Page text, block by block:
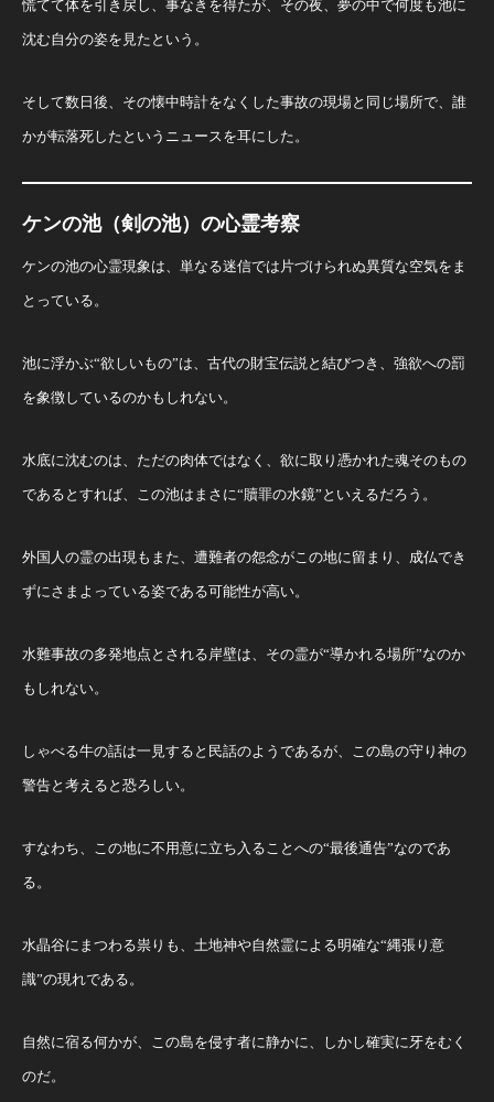
慌てて体を引き戻し、事なきを得たが、その夜、夢の中で何度も池に
沈む自分の姿を見たという。
そして数日後、その懐中時計をなくした事故の現場と同じ場所で、誰
かが転落死したというニュースを耳にした。
ケンの池（剣の池）の心霊考察
ケンの池の心霊現象は、単なる迷信では片づけられぬ異質な空気をま
とっている。
池に浮かぶ“欲しいもの”は、古代の財宝伝説と結びつき、強欲への罰
を象徴しているのかもしれない。
水底に沈むのは、ただの肉体ではなく、欲に取り憑かれた魂そのもの
であるとすれば、この池はまさに“贖罪の水鏡”といえるだろう。
外国人の霊の出現もまた、遭難者の怨念がこの地に留まり、成仏でき
ずにさまよっている姿である可能性が高い。
水難事故の多発地点とされる岸壁は、その霊が“導かれる場所”なのか
もしれない。
しゃべる牛の話は一見すると民話のようであるが、この島の守り神の
警告と考えると恐ろしい。
すなわち、この地に不用意に立ち入ることへの“最後通告”なのであ
る。
水晶谷にまつわる祟りも、土地神や自然霊による明確な“縄張り意
識”の現れである。
自然に宿る何かが、この島を侵す者に静かに、しかし確実に牙をむく
のだ。